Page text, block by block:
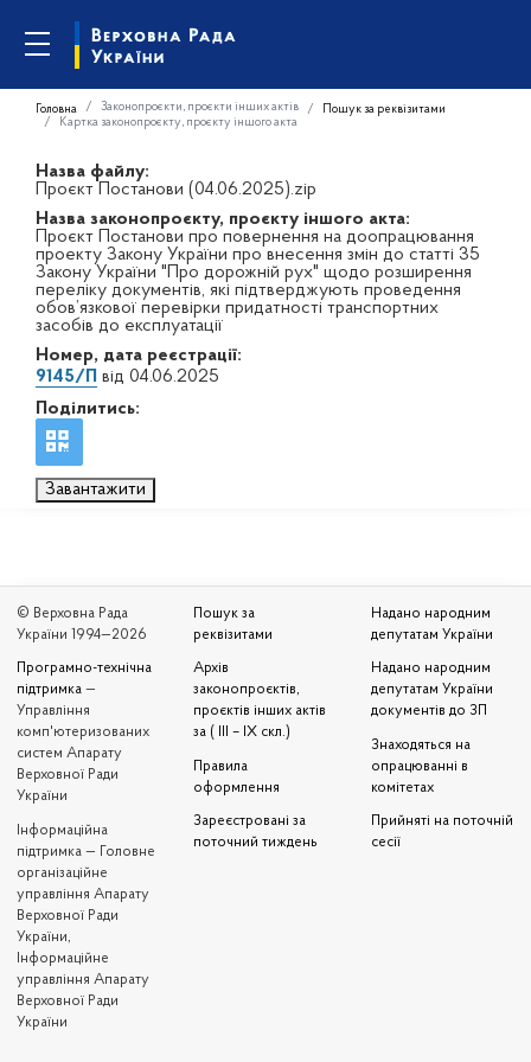
Головна Законопроєкти, проєкти інших актів
Пошук за реквізитами
Картка законопроєкту, проєкту іншого акта
Назва файлу:
Проєкт Постанови (04.06.2025).zip
Назва законопроєкту, проєкту іншого акта:
Проєкт Постанови про повернення на доопрацювання
проекту Закону України про внесення змін до статті 35
Закону України "Про дорожній рух" щодо розширення
переліку документів, які підтверджують проведення
обов’язкової перевірки придатності транспортних
засобів до експлуатації
Номер, дата реєстрації:
9145/П від 04.06.2025
Поділитись:
Завантажити
© Верховна Рада
України 1994—2026
Програмно-технічна
підтримка —
Управління
комп'ютеризованих
систем Апарату
Верховної Ради
України
Iнформаційна
підтримка — Головне
організаційне
управління Апарату
Верховної Ради
України,
Інформаційне
управління Апарату
Верховної Ради
України
Пошук за
реквізитами
Архів
законопроєктів,
проєктів інших актів
за ( III – IX скл.)
Правила
оформлення
Зареєстровані за
поточний тиждень
Надано народним
депутатам України
Надано народним
депутатам України
документів до ЗП
Знаходяться на
опрацюванні в
комітетах
Прийняті на поточній
сесії